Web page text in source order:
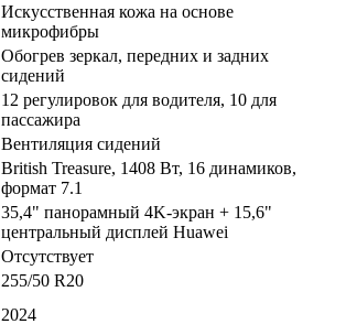
Искусственная кожа на основе
микрофибры
Обогрев зеркал, передних и задних
сидений
12 регулировок для водителя, 10 для
пассажира
Вентиляция сидений
British Treasure, 1408 Вт, 16 динамиков,
формат 7.1
35,4" панорамный 4K-экран + 15,6"
центральный дисплей Huawei
Отсутствует
255/50 R20
2024